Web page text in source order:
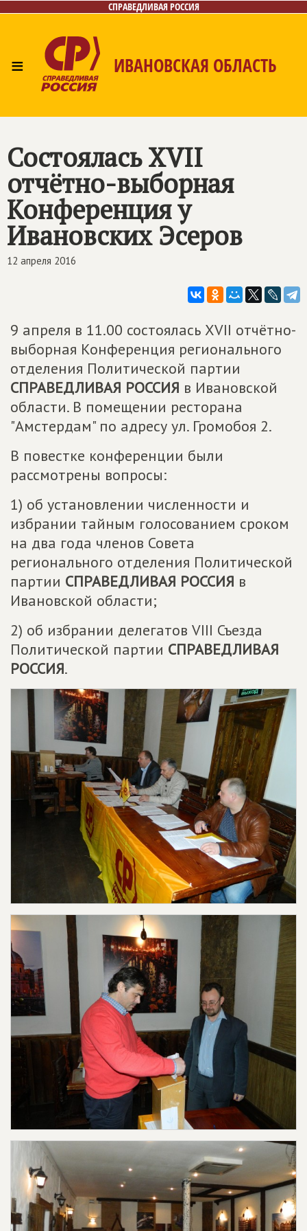
СПРАВЕДЛИВАЯ РОССИЯ
≡ ИВАНОВСКАЯ ОБЛАСТЬ
Контакты
Состоялась XVII
отчётно-выборная
Конференция у
Ивановских Эсеров
12 апреля 2016
9 апреля в 11.00 состоялась XVII отчётно-
выборная Конференция регионального
отделения Политической партии
СПРАВЕДЛИВАЯ РОССИЯ в Ивановской
области. В помещении ресторана
"Амстердам" по адресу ул. Громобоя 2.
В повестке конференции были
рассмотрены вопросы:
1) об установлении численности и
избрании тайным голосованием сроком
на два года членов Совета
регионального отделения Политической
партии СПРАВЕДЛИВАЯ РОССИЯ в
Ивановской области;
2) об избрании делегатов VIII Съезда
Политической партии СПРАВЕДЛИВАЯ
РОССИЯ.